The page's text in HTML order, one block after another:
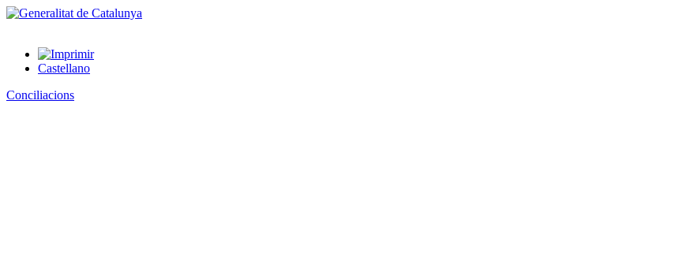
Castellano
Conciliacions